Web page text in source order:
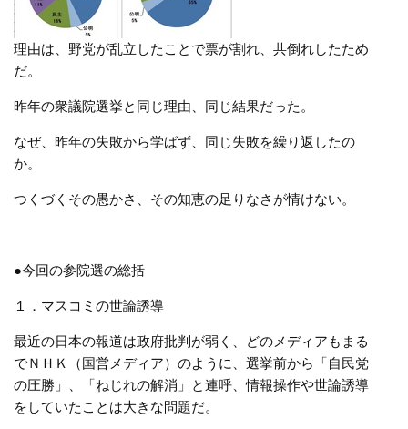
理由は、野党が乱立したことで票が割れ、共倒れしたため
だ。
昨年の衆議院選挙と同じ理由、同じ結果だった。
なぜ、昨年の失敗から学ばず、同じ失敗を繰り返したの
か。
つくづくその愚かさ、その知恵の足りなさが情けない。
●今回の参院選の総括
１．マスコミの世論誘導
最近の日本の報道は政府批判が弱く、どのメディアもまる
でＮＨＫ（国営メディア）のように、選挙前から「自民党
の圧勝」、「ねじれの解消」と連呼、情報操作や世論誘導
をしていたことは大きな問題だ。